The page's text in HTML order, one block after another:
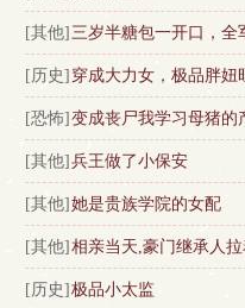
[其他] 三岁半糖包一开口，全
[历史] 穿成大力女，极品胖妞
[恐怖] 变成丧尸我学习母猪的
[其他] 兵王做了小保安
[其他] 她是贵族学院的女配
[其他] 相亲当天,豪门继承人
[历史] 极品小太监